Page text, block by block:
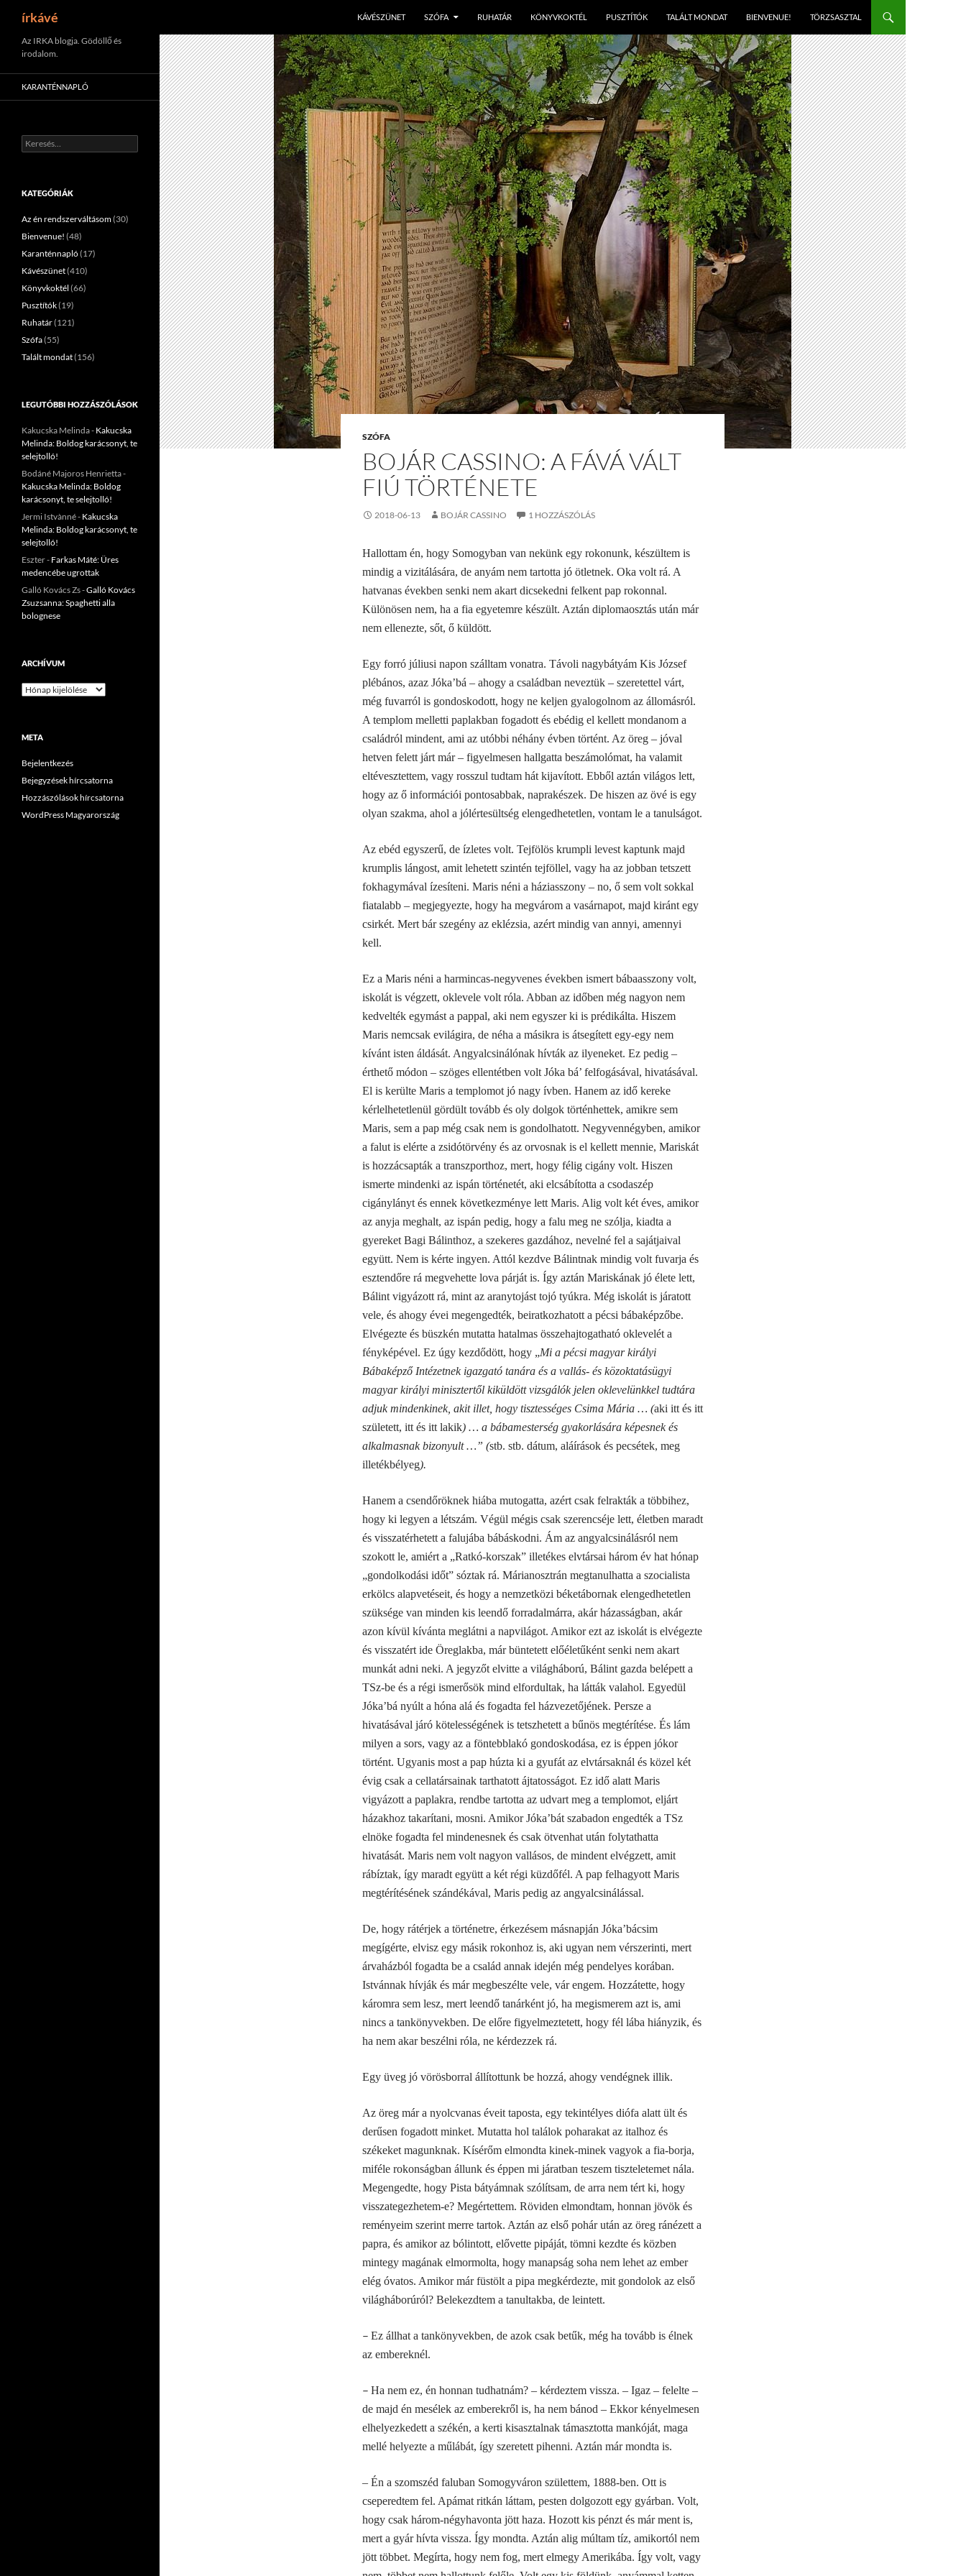
Tartalomhoz
írkávé KÁVÉSZÜNET SZÓFA RUHATÁR KÖNYVKOKTÉL PUSZTÍTÓK TALÁLT MONDAT BIENVENUE! TÖRZSASZTAL
SZÓFA
BOJÁR CASSINO: A FÁVÁ VÁLT
FIÚ TÖRTÉNETE
2018-06-13 BOJÁR CASSINO 1 HOZZÁSZÓLÁS
Hallottam én, hogy Somogyban van nekünk egy rokonunk, készültem is
mindig a vizitálására, de anyám nem tartotta jó ötletnek. Oka volt rá. A
hatvanas években senki nem akart dicsekedni felkent pap rokonnal.
Különösen nem, ha a fia egyetemre készült. Aztán diplomaosztás után már
nem ellenezte, sőt, ő küldött.
Egy forró júliusi napon szálltam vonatra. Távoli nagybátyám Kis József
plébános, azaz Jóka’bá – ahogy a családban neveztük – szeretettel várt,
még fuvarról is gondoskodott, hogy ne keljen gyalogolnom az állomásról.
A templom melletti paplakban fogadott és ebédig el kellett mondanom a
családról mindent, ami az utóbbi néhány évben történt. Az öreg – jóval
hetven felett járt már – figyelmesen hallgatta beszámolómat, ha valamit
eltévesztettem, vagy rosszul tudtam hát kijavított. Ebből aztán világos lett,
hogy az ő információi pontosabbak, naprakészek. De hiszen az övé is egy
olyan szakma, ahol a jólértesültség elengedhetetlen, vontam le a tanulságot.
Az ebéd egyszerű, de ízletes volt. Tejfölös krumpli levest kaptunk majd
krumplis lángost, amit lehetett szintén tejföllel, vagy ha az jobban tetszett
fokhagymával ízesíteni. Maris néni a háziasszony – no, ő sem volt sokkal
fiatalabb – megjegyezte, hogy ha megvárom a vasárnapot, majd kiránt egy
csirkét. Mert bár szegény az eklézsia, azért mindig van annyi, amennyi
kell.
Ez a Maris néni a harmincas-negyvenes években ismert bábaasszony volt,
iskolát is végzett, oklevele volt róla. Abban az időben még nagyon nem
kedvelték egymást a pappal, aki nem egyszer ki is prédikálta. Hiszem
Maris nemcsak evilágira, de néha a másikra is átsegített egy-egy nem
kívánt isten áldását. Angyalcsinálónak hívták az ilyeneket. Ez pedig –
érthető módon – szöges ellentétben volt Jóka bá’ felfogásával, hivatásával.
El is kerülte Maris a templomot jó nagy ívben. Hanem az idő kereke
kérlelhetetlenül gördült tovább és oly dolgok történhettek, amikre sem
Maris, sem a pap még csak nem is gondolhatott. Negyvennégyben, amikor
a falut is elérte a zsidótörvény és az orvosnak is el kellett mennie, Mariskát
is hozzácsapták a transzporthoz, mert, hogy félig cigány volt. Hiszen
ismerte mindenki az ispán történetét, aki elcsábította a csodaszép
cigánylányt és ennek következménye lett Maris. Alig volt két éves, amikor
az anyja meghalt, az ispán pedig, hogy a falu meg ne szólja, kiadta a
gyereket Bagi Bálinthoz, a szekeres gazdához, nevelné fel a sajátjaival
együtt. Nem is kérte ingyen. Attól kezdve Bálintnak mindig volt fuvarja és
esztendőre rá megvehette lova párját is. Így aztán Mariskának jó élete lett,
Bálint vigyázott rá, mint az aranytojást tojó tyúkra. Még iskolát is járatott
vele, és ahogy évei megengedték, beiratkozhatott a pécsi bábaképzőbe.
Elvégezte és büszkén mutatta hatalmas összehajtogatható oklevelét a
fényképével. Ez úgy kezdődött, hogy „Mi a pécsi magyar királyi
Bábaképző Intézetnek igazgató tanára és a vallás- és közoktatásügyi
magyar királyi minisztertől kiküldött vizsgálók jelen oklevelünkkel tudtára
adjuk mindenkinek, akit illet, hogy tisztességes Csima Mária … (aki itt és itt
született, itt és itt lakik) … a bábamesterség gyakorlására képesnek és
alkalmasnak bizonyult …” (stb. stb. dátum, aláírások és pecsétek, meg
illetékbélyeg).
Hanem a csendőröknek hiába mutogatta, azért csak felrakták a többihez,
hogy ki legyen a létszám. Végül mégis csak szerencséje lett, életben maradt
és visszatérhetett a falujába bábáskodni. Ám az angyalcsinálásról nem
szokott le, amiért a „Ratkó-korszak” illetékes elvtársai három év hat hónap
„gondolkodási időt” sóztak rá. Márianosztrán megtanulhatta a szocialista
erkölcs alapvetéseit, és hogy a nemzetközi béketábornak elengedhetetlen
szüksége van minden kis leendő forradalmárra, akár házasságban, akár
azon kívül kívánta meglátni a napvilágot. Amikor ezt az iskolát is elvégezte
és visszatért ide Öreglakba, már büntetett előéletűként senki nem akart
munkát adni neki. A jegyzőt elvitte a világháború, Bálint gazda belépett a
TSz-be és a régi ismerősök mind elfordultak, ha látták valahol. Egyedül
Jóka’bá nyúlt a hóna alá és fogadta fel házvezetőjének. Persze a
hivatásával járó kötelességének is tetszhetett a bűnös megtérítése. És lám
milyen a sors, vagy az a föntebblakó gondoskodása, ez is éppen jókor
történt. Ugyanis most a pap húzta ki a gyufát az elvtársaknál és közel két
évig csak a cellatársainak tarthatott ájtatosságot. Ez idő alatt Maris
vigyázott a paplakra, rendbe tartotta az udvart meg a templomot, eljárt
házakhoz takarítani, mosni. Amikor Jóka’bát szabadon engedték a TSz
elnöke fogadta fel mindenesnek és csak ötvenhat után folytathatta
hivatását. Maris nem volt nagyon vallásos, de mindent elvégzett, amit
rábíztak, így maradt együtt a két régi küzdőfél. A pap felhagyott Maris
megtérítésének szándékával, Maris pedig az angyalcsinálással.
De, hogy rátérjek a történetre, érkezésem másnapján Jóka’bácsim
megígérte, elvisz egy másik rokonhoz is, aki ugyan nem vérszerinti, mert
árvaházból fogadta be a család annak idején még pendelyes korában.
Istvánnak hívják és már megbeszélte vele, vár engem. Hozzátette, hogy
káromra sem lesz, mert leendő tanárként jó, ha megismerem azt is, ami
nincs a tankönyvekben. De előre figyelmeztetett, hogy fél lába hiányzik, és
ha nem akar beszélni róla, ne kérdezzek rá.
Egy üveg jó vörösborral állítottunk be hozzá, ahogy vendégnek illik.
Az öreg már a nyolcvanas éveit taposta, egy tekintélyes diófa alatt ült és
derűsen fogadott minket. Mutatta hol találok poharakat az italhoz és
székeket magunknak. Kísérőm elmondta kinek-minek vagyok a fia-borja,
miféle rokonságban állunk és éppen mi járatban teszem tiszteletemet nála.
Megengedte, hogy Pista bátyámnak szólítsam, de arra nem tért ki, hogy
visszategezhetem-e? Megértettem. Röviden elmondtam, honnan jövök és
reményeim szerint merre tartok. Aztán az első pohár után az öreg ránézett a
papra, és amikor az bólintott, elővette pipáját, tömni kezdte és közben
mintegy magának elmormolta, hogy manapság soha nem lehet az ember
elég óvatos. Amikor már füstölt a pipa megkérdezte, mit gondolok az első
világháborúról? Belekezdtem a tanultakba, de leintett.
– Ez állhat a tankönyvekben, de azok csak betűk, még ha tovább is élnek
az embereknél.
– Ha nem ez, én honnan tudhatnám? – kérdeztem vissza. – Igaz – felelte –
de majd én mesélek az emberekről is, ha nem bánod – Ekkor kényelmesen
elhelyezkedett a székén, a kerti kisasztalnak támasztotta mankóját, maga
mellé helyezte a műlábát, így szeretett pihenni. Aztán már mondta is.
– Én a szomszéd faluban Somogyváron születtem, 1888-ben. Ott is
cseperedtem fel. Apámat ritkán láttam, pesten dolgozott egy gyárban. Volt,
hogy csak három-négyhavonta jött haza. Hozott kis pénzt és már ment is,
mert a gyár hívta vissza. Így mondta. Aztán alig múltam tíz, amikortól nem
jött többet. Megírta, hogy nem fog, mert elmegy Amerikába. Így volt, vagy
Az IRKA blogja. Gödöllő és
irodalom.
KARANTÉNNAPLÓ
Keresés:
KATEGÓRIÁK
Az én rendszerváltásom(30)
Bienvenue! (48)
Karanténnapló(17)
Kávészünet(410)
Könyvkoktél (66)
Pusztítók(19)
Ruhatár(121)
Szófa(55)
Talált mondat(156)
LEGUTÓBBI HOZZÁSZÓLÁSOK
Kakucska Melinda- Kakucska
Melinda: Boldog karácsonyt, te
selejtolló!
Bodáné Majoros Henrietta-
Kakucska Melinda: Boldog
karácsonyt, te selejtolló!
Jermi Istvànné- Kakucska
Melinda: Boldog karácsonyt, te
selejtolló!
Eszter- Farkas Máté: Üres
medencébe ugrottak
Galló Kovács Zs-Galló Kovács
Zsuzsanna: Spaghetti alla
bolognese
ARCHÍVUM
Archívum
META
Bejelentkezés
Bejegyzések hírcsatorna
Hozzászólások hírcsatorna
WordPress Magyarország